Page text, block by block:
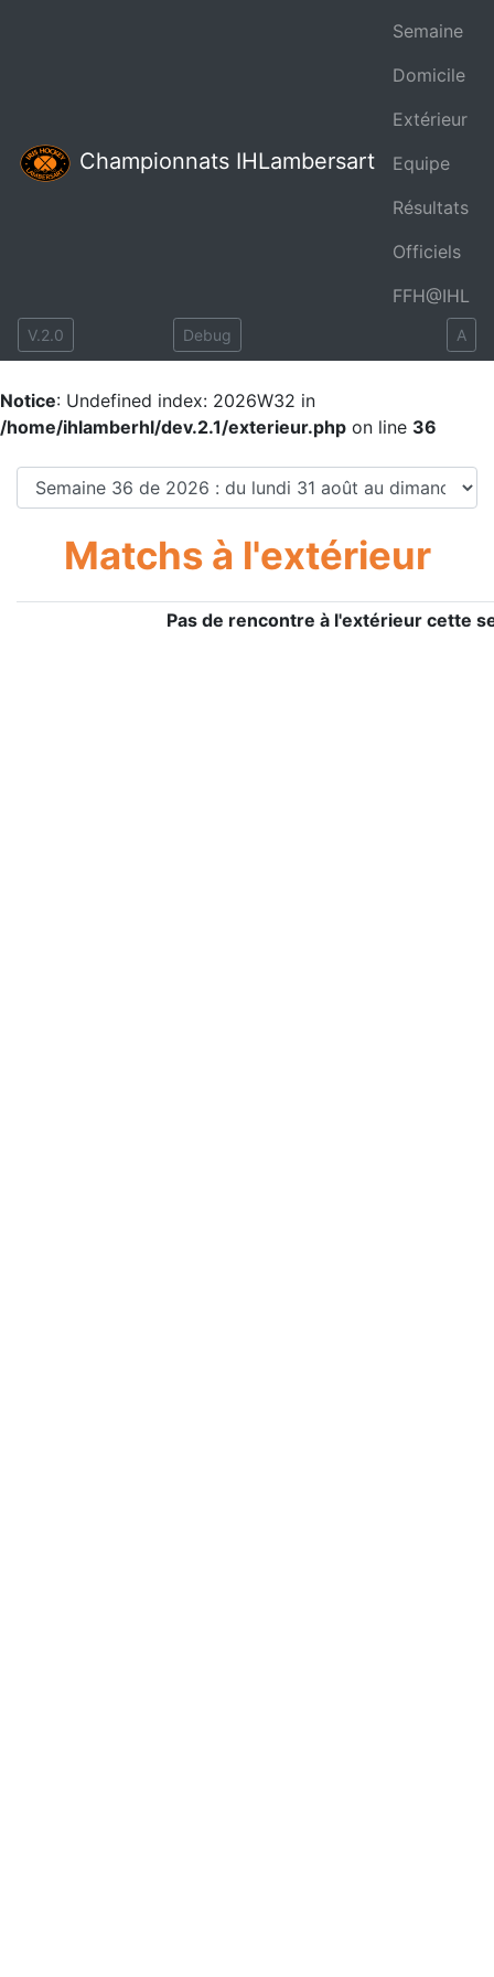
Championnats IHLambersart
Semaine
Domicile
Extérieur
Equipe
Résultats
Officiels
FFH@IHL
V.2.0 Debug A
Notice: Undefined index: 2026W32 in
/home/ihlamberhl/dev.2.1/exterieur.php on line 36
Matchs à l'extérieur
Pas de rencontre à l'extérieur cette